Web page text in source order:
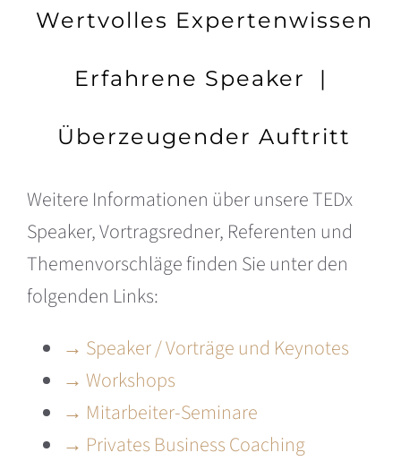
Wertvolles Expertenwissen
Erfahrene Speaker |
Überzeugender Auftritt
Weitere Informationen über unsere TEDx
Speaker, Vortragsredner, Referenten und
Themenvorschläge finden Sie unter den
folgenden Links:
→ Speaker / Vorträge und Keynotes
→ Workshops
→ Mitarbeiter-Seminare
→ Privates Business Coaching